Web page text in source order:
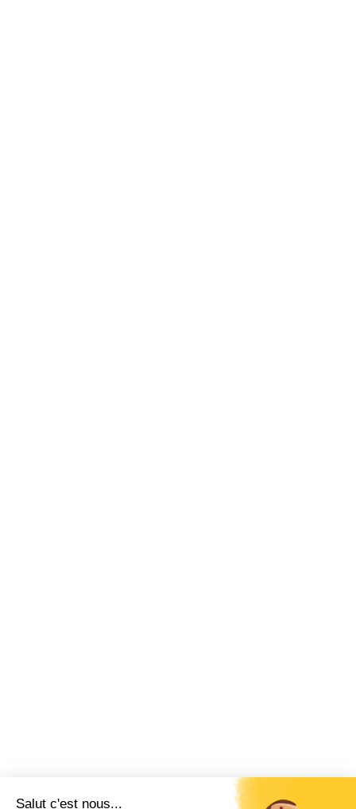
Salut c'est nous...